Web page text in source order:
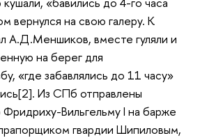
вернулся на свою галеру. К
А.Д.Меншиков, вместе гуляли и
на берег для
«где забавлялись до 11 часу»
Из СПб отправлены
Вильгельму I на барже
гвардии Шипиловым,